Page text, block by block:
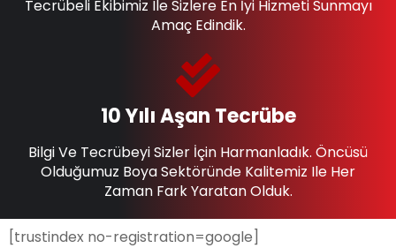
10 Yılı Aşan Tecrübe
Bilgi Ve Tecrübeyi Sizler İçin Harmanladık. Öncüsü
Olduğumuz Boya Sektöründe Kalitemiz Ile Her
Zaman Fark Yaratan Olduk.
Tecrübeli Ekibimiz Ile Sizlere En İyi Hizmeti Sunmayı
Amaç Edindik.
[trustindex no-registration=google]